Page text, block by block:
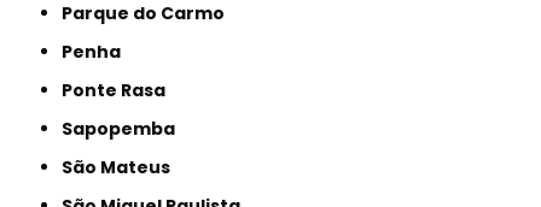
Parque do Carmo
Penha
Ponte Rasa
Sapopemba
São Mateus